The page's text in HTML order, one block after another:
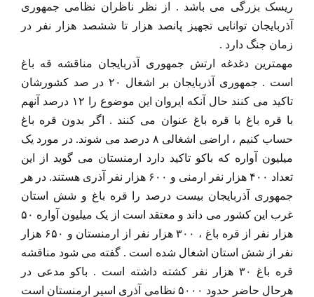
ریسک بزرگی می باشد . از نظر ناظران نظامی جمهوری
آذربایجان توانایی تجهیز پانصد هزار تا ششصد هزار نفر در
زمان جنگ دارد .
مهمترین دغدغه ارتش جمهوری آذربایجان مناقشه قه باغ
است . جمهوری آذربایجان بر اشغال ۲۰ در صد کشورشان
تاکید می کنند حال آنکه ایروان این موضوع را ۱۲ درصد آنهم
با قره باغ با قره باغ عنوان می کنند . اگر بدون قره باغ
حساب کنیم ، اراضی اشغالی ۸ درصد می شوند. در مورد یک
میلیون آواره که باکو تاکید دارد ارمنستان می گوید از این
تعداد ۴۰۰ هزار نفر ارمنی و ۶۰۰ هزار نفر آذری هستند. در هر
جمهوری آذربایجان بیست درصد را قره باغ و شش استان
غرب این کشور می داند و معتقد است از یک میلیون آواره ۵۰
هزار نفر از قره باغ ، ۳۰۰ هزار نفر از ارمنستان و ۶۵۰ هزار
نفر از شش استان اشغال شده است . گفته می شود مناقشه
قره باغ ۳۰ هزار نفر کشته داشته است . باکو مدعی در
هرحال حاضر حدود ۵۰۰۰ نظامی آذری اسیر ارمنستان است